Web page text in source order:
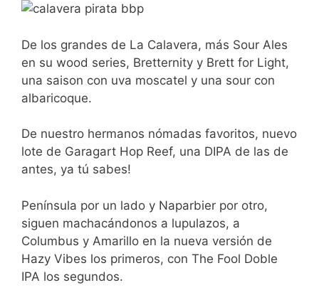
De los grandes de La Calavera, más Sour Ales
en su wood series, Bretternity y Brett for Light,
una saison con uva moscatel y una sour con
albaricoque.
De nuestro hermanos nómadas favoritos, nuevo
lote de Garagart Hop Reef, una DIPA de las de
antes, ya tú sabes!
Península por un lado y Naparbier por otro,
siguen machacándonos a lupulazos, a
Columbus y Amarillo en la nueva versión de
Hazy Vibes los primeros, con The Fool Doble
IPA los segundos.